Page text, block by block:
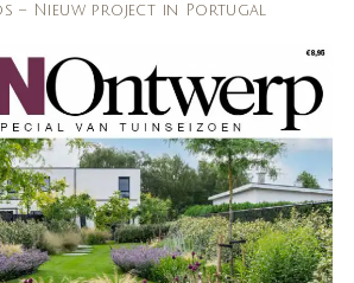
– Nieuw project in Portugal